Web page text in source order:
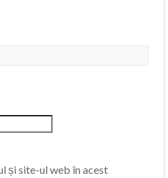
și site-ul web în acest